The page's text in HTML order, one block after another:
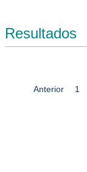
Resultados
Anterior 1